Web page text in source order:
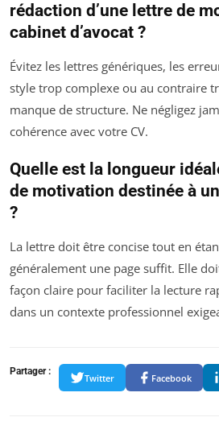
rédaction d’une lettre de
cabinet d’avocat ?
Évitez les lettres génériques, les
style trop complexe ou au contraire
manque de structure. Ne négligez
cohérence avec votre CV.
Quelle est la longueur
de motivation destinée à
?
La lettre doit être concise tout en
généralement une page suffit. Elle
façon claire pour faciliter la lecture
dans un contexte professionnel
Partager :
Twitter Facebook